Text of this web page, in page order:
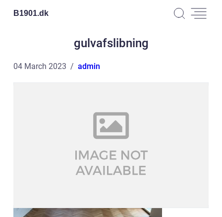
B1901.dk
gulvafslibning
04 March 2023 admin